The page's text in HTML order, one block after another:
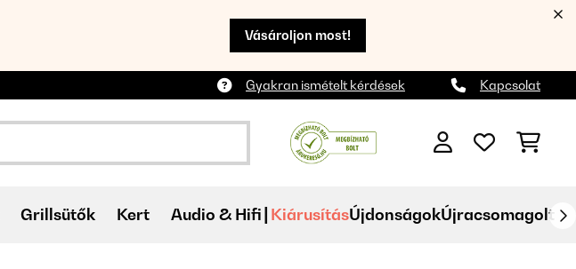
Vásároljon most!
Gyakran ismételt kérdések Kapcsolat
Grillsütők Kert Audio & Hifi KiárusításÚjdonságokÚjracsomagolt